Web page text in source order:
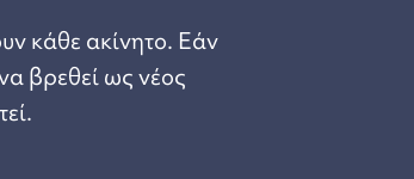
κάθε ακίνητο. Εάν
βρεθεί ως νέος